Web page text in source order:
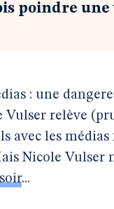
poindre une
: une
Vulser relève
avec les
Nicole Vulser
...